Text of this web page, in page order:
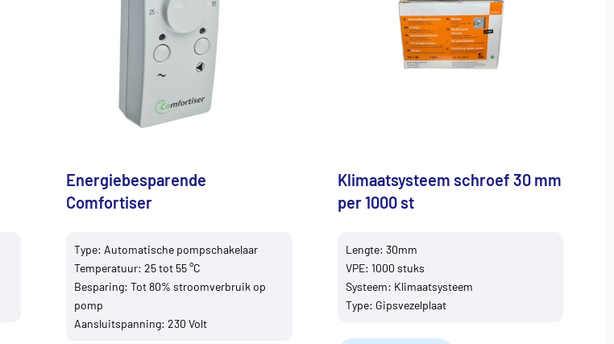
Energiebesparende
Comfortiser
Type: Automatische pompschakelaar
Temperatuur: 25 tot 55 °C
Besparing: Tot 80% stroomverbruik op
pomp
Aansluitspanning: 230 Volt
Klimaatsysteem schroef 30 mm
per 1000 st
Lengte: 30mm
VPE: 1000 stuks
Systeem: Klimaatsysteem
Type: Gipsvezelplaat